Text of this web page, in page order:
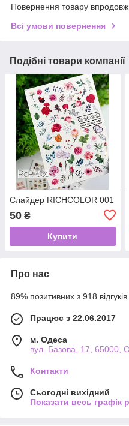
Повернення товару
Всі умови повернення
Подібні товари компанії
Слайдер RICHCOLOR 001
50 ₴
Купити
Про нас
89% позитивних з 918 відгуків
Працює з 22.06.2017
м. Одеса
вул. Базова, 17, 65000,
Контакти
Сьогодні вихідний
Показати весь графік